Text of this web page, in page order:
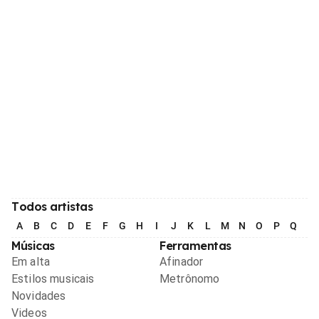
Todos artistas
A B C D E F G H I J K L M N O P Q
Músicas
Em alta
Estilos musicais
Novidades
Videos
Ferramentas
Afinador
Metrônomo